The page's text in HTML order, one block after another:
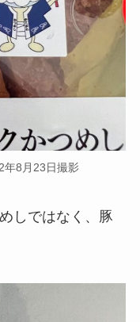
年8月23日撮影
しではなく、豚